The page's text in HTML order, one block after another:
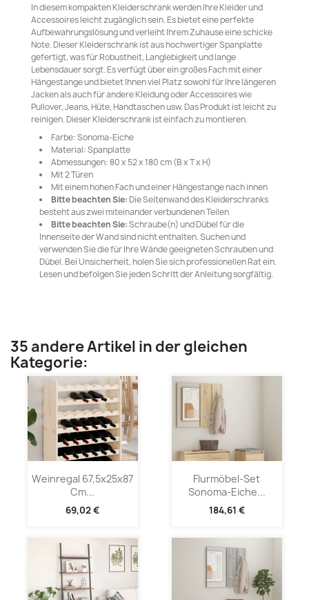
In diesem kompakten Kleiderschrank werden Ihre Kleider und
Accessoires leicht zugänglich sein. Es bietet eine perfekte
Aufbewahrungslösung und verleiht Ihrem Zuhause eine schicke
Note. Dieser Kleiderschrank ist aus hochwertiger Spanplatte
gefertigt, was für Robustheit, Langlebigkeit und lange
Lebensdauer sorgt. Es verfügt über ein großes Fach mit einer
Hängestange und bietet Ihnen viel Platz sowohl für Ihre längeren
Jacken als auch für andere Kleidung oder Accessoires wie
Pullover, Jeans, Hüte, Handtaschen usw. Das Produkt ist leicht zu
reinigen. Dieser Kleiderschrank ist einfach zu montieren.
Farbe: Sonoma-Eiche
Material: Spanplatte
Abmessungen: 80 x 52 x 180 cm (B x T x H)
Mit 2 Türen
Mit einem hohen Fach und einer Hängestange nach innen
Bitte beachten Sie: Die Seitenwand des Kleiderschranks
besteht aus zwei miteinander verbundenen Teilen
Bitte beachten Sie:Schraube(n) und Dübel für die
Innenseite der Wand sind nicht enthalten. Suchen und
verwenden Sie die für Ihre Wände geeigneten Schrauben und
Dübel. Bei Unsicherheit, holen Sie sich professionellen Rat ein.
Lesen und befolgen Sie jeden Schritt der Anleitung sorgfältig.
35 andere Artikel in der gleichen
Kategorie:
Weinregal 67,5x25x87
Cm...
69,02 €
Flurmöbel-Set
Sonoma-Eiche...
184,61 €